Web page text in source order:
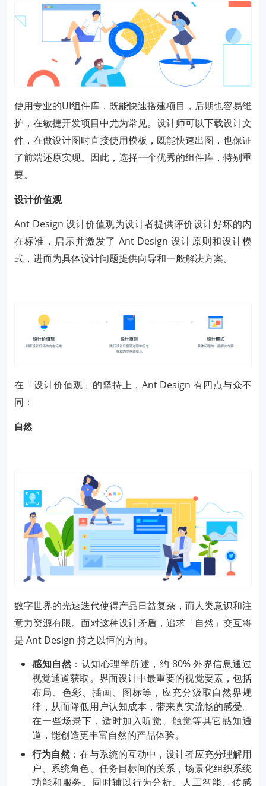
使用专业的UI组件库，既能快速搭建项目，后期也容易维
护，在敏捷开发项目中尤为常见。设计师可以下载设计文
件，在做设计图时直接使用模板，既能快速出图，也保证
了前端还原实现。因此，选择一个优秀的组件库，特别重
要。
设计价值观
Ant Design 设计价值观为设计者提供评价设计好坏的内
在标准，启示并激发了 Ant Design 设计原则和设计模
式，进而为具体设计问题提供向导和一般解决方案。
在「设计价值观」的坚持上，Ant Design 有四点与众不
同：
自然
数字世界的光速迭代使得产品日益复杂，而人类意识和注
意力资源有限。面对这种设计矛盾，追求「自然」交互将
是 Ant Design 持之以恒的方向。
感知自然 ：认知心理学所述，约 80% 外界信息通过
视觉通道获取。界面设计中最重要的视觉要素，包括
布局、色彩、插画、图标等，应充分汲取自然界规
律，从而降低用户认知成本，带来真实流畅的感受。
在一些场景下，适时加入听觉、触觉等其它感知通
道，能创造更丰富自然的产品体验。
行为自然 ：在与系统的互动中，设计者应充分理解用
户、系统角色、任务目标间的关系，场景化组织系统
功能和服务。同时辅以行为分析、人工智能、传感